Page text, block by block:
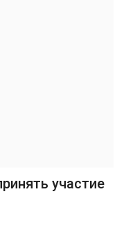
участие